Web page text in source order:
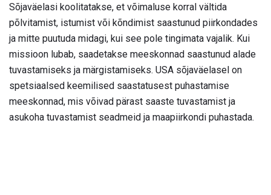
Sõjaväelasi koolitatakse, et võimaluse korral vältida
põlvitamist, istumist või kõndimist saastunud piirkondades
ja mitte puutuda midagi, kui see pole tingimata vajalik. Kui
missioon lubab, saadetakse meeskonnad saastunud alade
tuvastamiseks ja märgistamiseks. USA sõjaväelasel on
spetsiaalsed keemilised saastatusest puhastamise
meeskonnad, mis võivad pärast saaste tuvastamist ja
asukoha tuvastamist seadmeid ja maapiirkondi puhastada.